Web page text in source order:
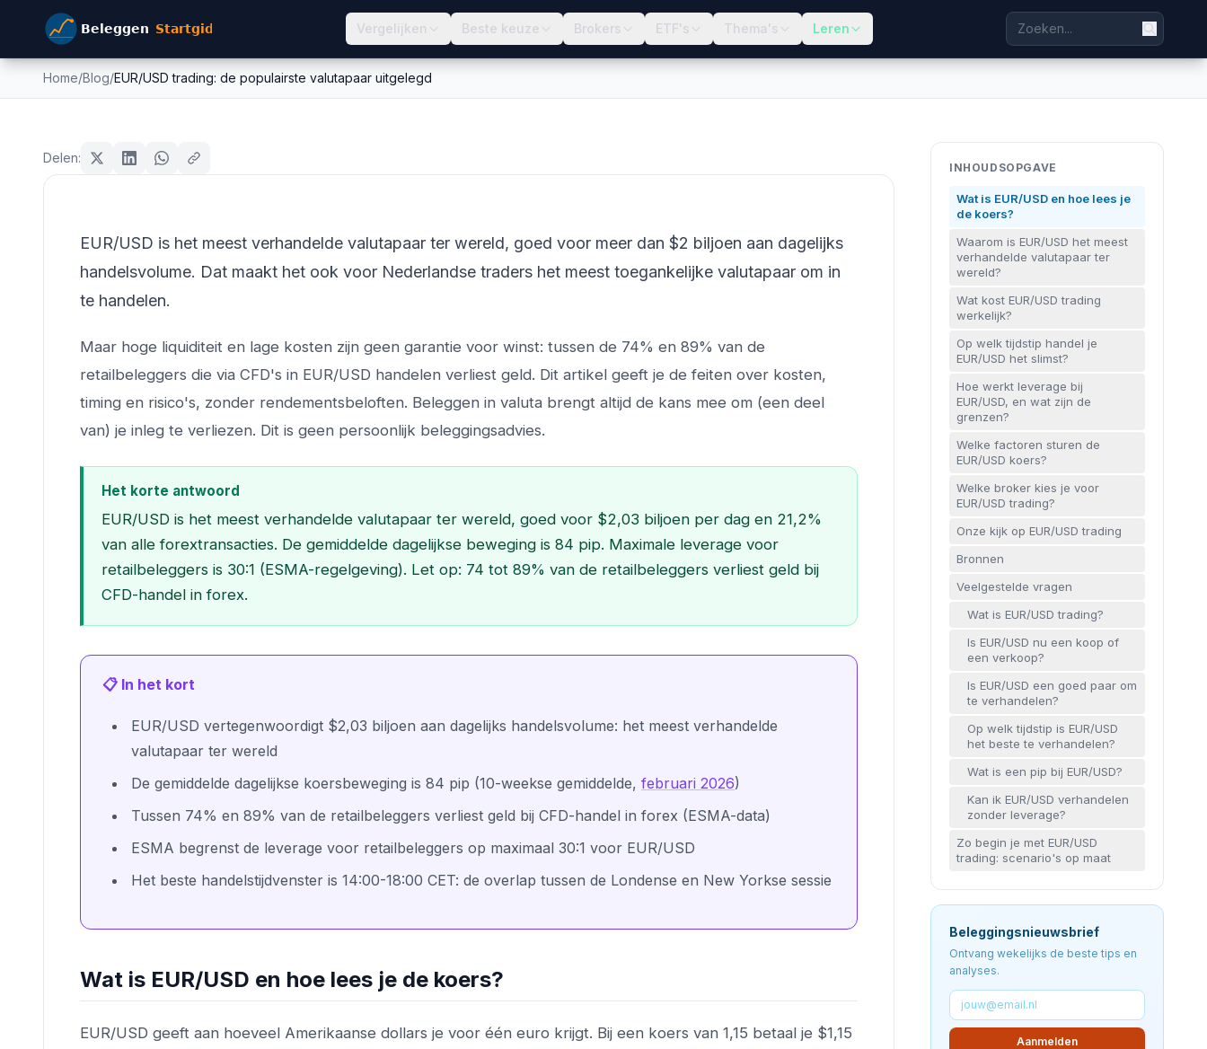
Vergelijken Beste keuze Brokers ETF's Thema's Leren
Home/Blog/EUR/USD trading: de populairste valutapaar uitgelegd
uitgelegd
Delen:
EUR/USD is het meest verhandelde valutapaar ter wereld, goed voor meer dan $2 biljoen aan dagelijks
handelsvolume. Dat maakt het ook voor Nederlandse traders het meest toegankelijke valutapaar om in
te handelen.
Maar hoge liquiditeit en lage kosten zijn geen garantie voor winst: tussen de 74% en 89% van de
retailbeleggers die via CFD's in EUR/USD handelen verliest geld. Dit artikel geeft je de feiten over kosten,
timing en risico's, zonder rendementsbeloften. Beleggen in valuta brengt altijd de kans mee om (een deel
van) je inleg te verliezen. Dit is geen persoonlijk beleggingsadvies.
Het korte antwoord
EUR/USD is het meest verhandelde valutapaar ter wereld, goed voor $2,03 biljoen per dag en 21,2%
van alle forextransacties. De gemiddelde dagelijkse beweging is 84 pip. Maximale leverage voor
retailbeleggers is 30:1 (ESMA-regelgeving). Let op: 74 tot 89% van de retailbeleggers verliest geld bij
CFD-handel in forex.
📋 In het kort
EUR/USD vertegenwoordigt $2,03 biljoen aan dagelijks handelsvolume: het meest verhandelde
valutapaar ter wereld
De gemiddelde dagelijkse koersbeweging is 84 pip (10-weekse gemiddelde, februari 2026)
Tussen 74% en 89% van de retailbeleggers verliest geld bij CFD-handel in forex (ESMA-data)
ESMA begrenst de leverage voor retailbeleggers op maximaal 30:1 voor EUR/USD
Het beste handelstijdvenster is 14:00-18:00 CET: de overlap tussen de Londense en New Yorkse sessie
Wat is EUR/USD en hoe lees je de koers?
EUR/USD geeft aan hoeveel Amerikaanse dollars je voor één euro krijgt. Bij een koers van 1,15 betaal je $1,15
INHOUDSOPGAVE
Wat is EUR/USD en hoe lees je
de koers?
Waarom is EUR/USD het meest
verhandelde valutapaar ter
wereld?
Wat kost EUR/USD trading
werkelijk?
Op welk tijdstip handel je
EUR/USD het slimst?
Hoe werkt leverage bij
EUR/USD, en wat zijn de
grenzen?
Welke factoren sturen de
EUR/USD koers?
Welke broker kies je voor
EUR/USD trading?
Onze kijk op EUR/USD trading
Bronnen
Veelgestelde vragen
Wat is EUR/USD trading?
Is EUR/USD nu een koop of
een verkoop?
Is EUR/USD een goed paar om
te verhandelen?
Op welk tijdstip is EUR/USD
het beste te verhandelen?
Wat is een pip bij EUR/USD?
Kan ik EUR/USD verhandelen
zonder leverage?
Zo begin je met EUR/USD
trading: scenario's op maat
Beleggingsnieuwsbrief
Ontvang wekelijks de beste tips en
analyses.
Aanmelden